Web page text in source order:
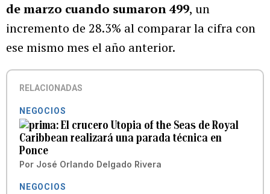
de marzo cuando sumaron 499, un
incremento de 28.3% al comparar la cifra con
ese mismo mes el año anterior.
RELACIONADAS
NEGOCIOS
El crucero Utopia of the Seas de Royal
Caribbean realizará una parada técnica en
Ponce
Por José Orlando Delgado Rivera
NEGOCIOS